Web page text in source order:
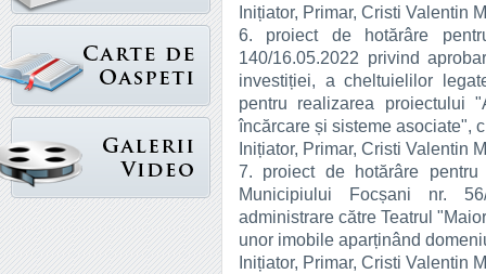
Inițiator, Primar, Cristi Valentin
6. proiect de hotărâre
140/16.05.2022 privind
investiției, a cheltuielilor
pentru realizarea proiectului
încărcare și sisteme asociate",
Inițiator, Primar, Cristi Valentin
7. proiect de hotărâre
Municipiului Focșani nr.
administrare către Teatrul
unor imobile aparținând
Inițiator, Primar, Cristi Valentin